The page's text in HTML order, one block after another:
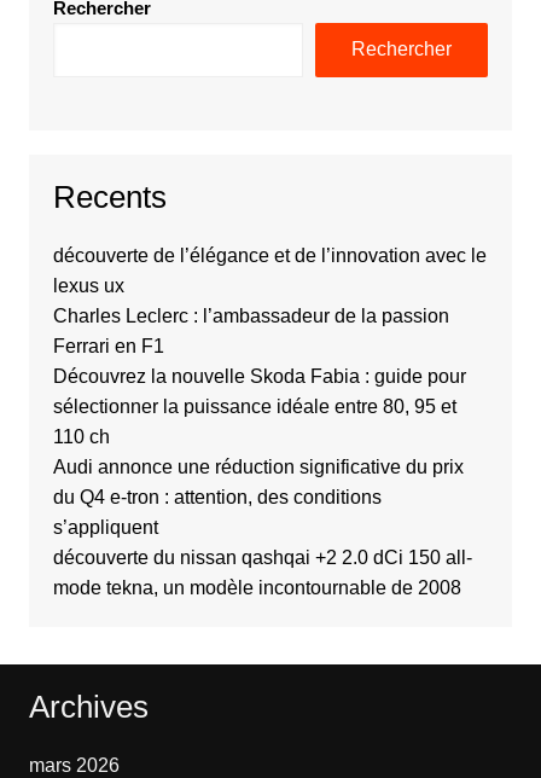
Rechercher
Rechercher
Recents
découverte de l’élégance et de l’innovation avec le
lexus ux
Charles Leclerc : l’ambassadeur de la passion
Ferrari en F1
Découvrez la nouvelle Skoda Fabia : guide pour
sélectionner la puissance idéale entre 80, 95 et
110 ch
Audi annonce une réduction significative du prix
du Q4 e-tron : attention, des conditions
s’appliquent
découverte du nissan qashqai +2 2.0 dCi 150 all-
mode tekna, un modèle incontournable de 2008
Archives
mars 2026